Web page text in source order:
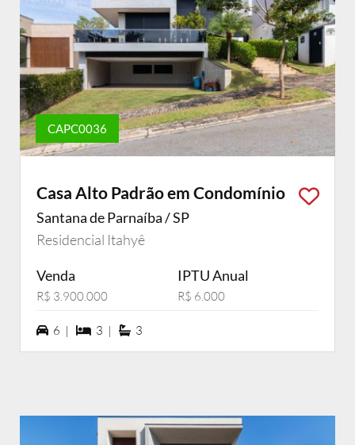
CAPC0036
Casa Alto Padrão em Condomínio
Santana de Parnaíba / SP
Residencial Itahyê
Venda
R$ 3.900.000
IPTU Anual
R$ 6.000
6 vagas na garagem
6 | 3 dormiórios
3 | 3 suítes
3